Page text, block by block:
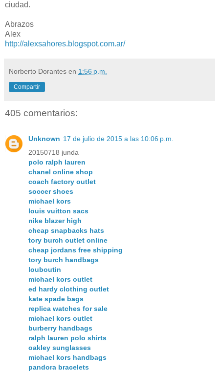
ciudad.
Abrazos
Alex
http://alexsahores.blogspot.com.ar/
Norberto Dorantes en 1:56 p.m.
Compartir
405 comentarios:
Unknown 17 de julio de 2015 a las 10:06 p.m.
20150718 junda
polo ralph lauren
chanel online shop
coach factory outlet
soccer shoes
michael kors
louis vuitton sacs
nike blazer high
cheap snapbacks hats
tory burch outlet online
cheap jordans free shipping
tory burch handbags
louboutin
michael kors outlet
ed hardy clothing outlet
kate spade bags
replica watches for sale
michael kors outlet
burberry handbags
ralph lauren polo shirts
oakley sunglasses
michael kors handbags
pandora bracelets